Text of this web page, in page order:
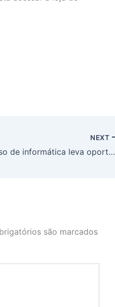
NEXT
Curso de informática leva oportunidade e transformação à zona rural do Piauí
são marcados